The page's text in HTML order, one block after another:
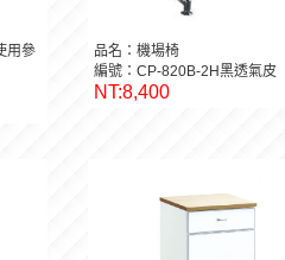
用參
品名：機場椅
編號：CP-820B-2H黑透氣皮
NT:8,400